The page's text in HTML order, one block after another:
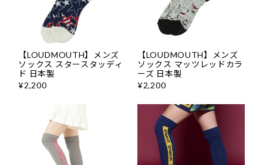
【LOUDMOUTH】メンズ
ソックス スタースタッディ
ド 日本製
¥2,200
【LOUDMOUTH】メンズ
ソックス マッツレッドカラ
ーズ 日本製
¥2,200